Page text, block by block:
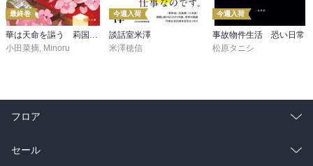
最終巻
小田菜摘 Minoru
今週入荷
談話室米澤
米澤穂信
今週入荷
事故物件生活 恐い日常
松原タニシ
フロア
総合
セール